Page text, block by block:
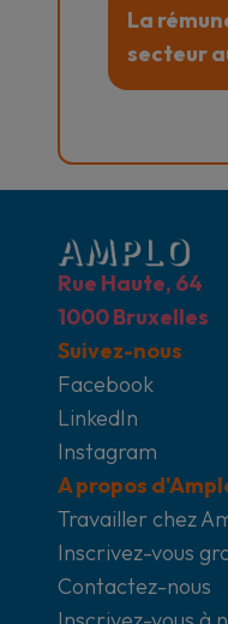
La
secteur
Rue Haute, 64
1000 Bruxelles
Suivez-nous
Facebook
LinkedIn
Instagram
A propos
Travailler chez
Inscrivez-vous
Contactez-nous